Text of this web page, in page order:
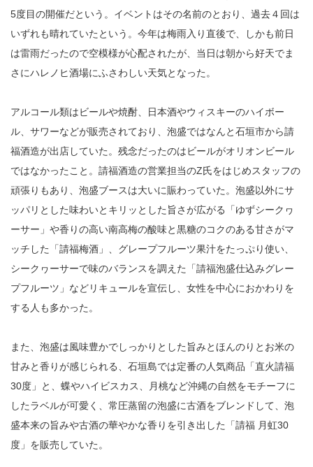
5度目の開催だという。イベントはその名前のとおり、過去４回は
いずれも晴れていたという。今年は梅雨入り直後で、しかも前日
は雷雨だったので空模様が心配されたが、当日は朝から好天でま
さにハレノヒ酒場にふさわしい天気となった。
アルコール類はビールや焼酎、日本酒やウィスキーのハイボー
ル、サワーなどが販売されており、泡盛ではなんと石垣市から請
福酒造が出店していた。残念だったのはビールがオリオンビール
ではなかったこと。請福酒造の営業担当のZ氏をはじめスタッフの
頑張りもあり、泡盛ブースは大いに賑わっていた。泡盛以外にサ
ッパリとした味わいとキリッとした旨さが広がる「ゆずシークヮ
ーサー」や香りの高い南高梅の酸味と黒糖のコクのある甘さがマ
ッチした「請福梅酒」、グレープフルーツ果汁をたっぷり使い、
シークヮーサーで味のバランスを調えた「請福泡盛仕込みグレー
プフルーツ」などリキュールを宣伝し、女性を中心におかわりを
する人も多かった。
また、泡盛は風味豊かでしっかりとした旨みとほんのりとお米の
甘みと香りが感じられる、石垣島では定番の人気商品「直火請福
30度」と、蝶やハイビスカス、月桃など沖縄の自然をモチーフに
したラベルが可愛く、常圧蒸留の泡盛に古酒をブレンドして、泡
盛本来の旨みや古酒の華やかな香りを引き出した「請福 月虹30
度」を販売していた。